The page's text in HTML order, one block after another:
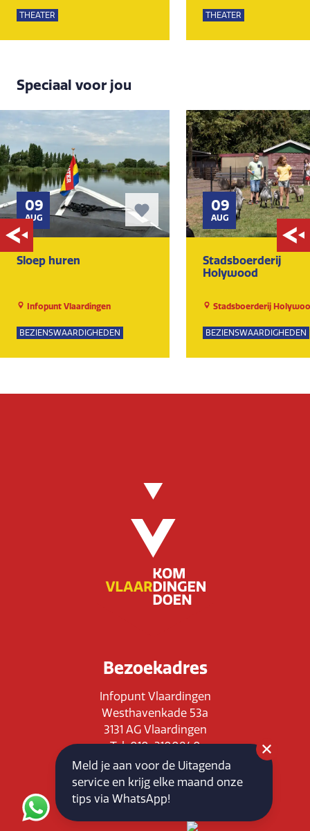
THEATER THEATER
Speciaal voor jou
09
AUG
Sloep huren
Infopunt Vlaardingen
BEZIENSWAARDIGHEDEN
09
AUG
Stadsboerderij
Holywood
Stadsboerderij
BEZIENSWAARDIGHEDEN
Bezoekadres
Infopunt Vlaardingen
Westhavenkade 53a
3131 AG Vlaardingen
Tel: 010-3100840
E-mail: info@vlaardingenpartners.nl
KvK: 71555544
BTW : NL858760939B01
Meld je aan voor de Uitagenda
service en krijg elke maand onze
tips via WhatsApp!